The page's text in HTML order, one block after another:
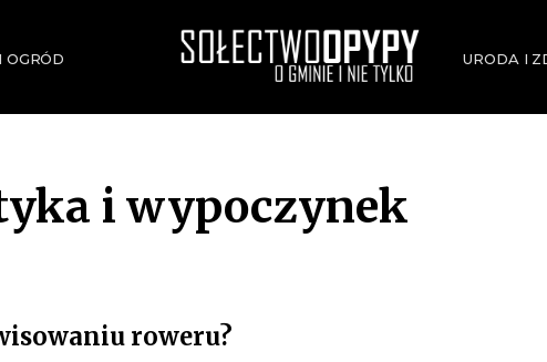
OPYPY.PL
OGRÓD URODA I
i wypoczynek
roweru?